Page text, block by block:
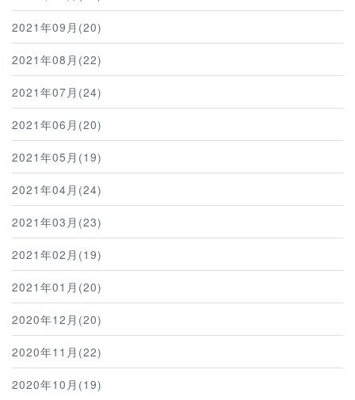
2021年09月(20)
2021年08月(22)
2021年07月(24)
2021年06月(20)
2021年05月(19)
2021年04月(24)
2021年03月(23)
2021年02月(19)
2021年01月(20)
2020年12月(20)
2020年11月(22)
2020年10月(19)